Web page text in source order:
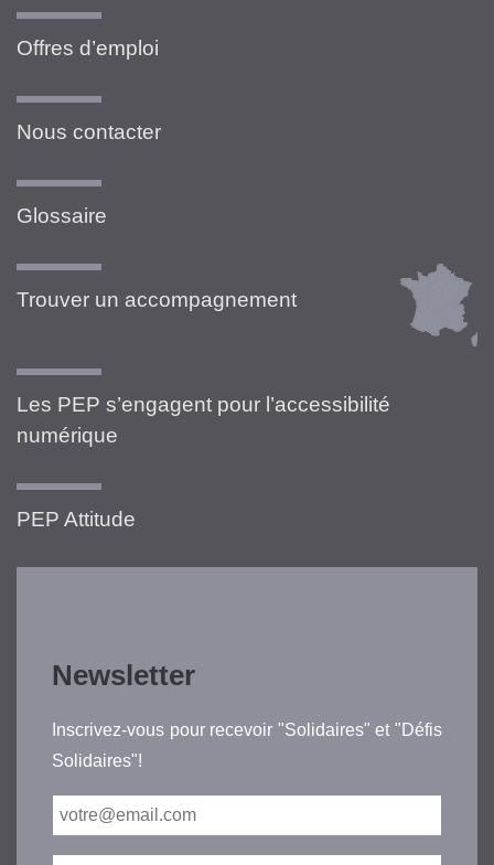
Offres d’emploi
Nous contacter
Glossaire
Trouver un accompagnement
Les PEP s’engagent pour l’accessibilité
numérique
PEP Attitude
Newsletter
Inscrivez-vous pour recevoir "Solidaires" et "Défis
Solidaires"!